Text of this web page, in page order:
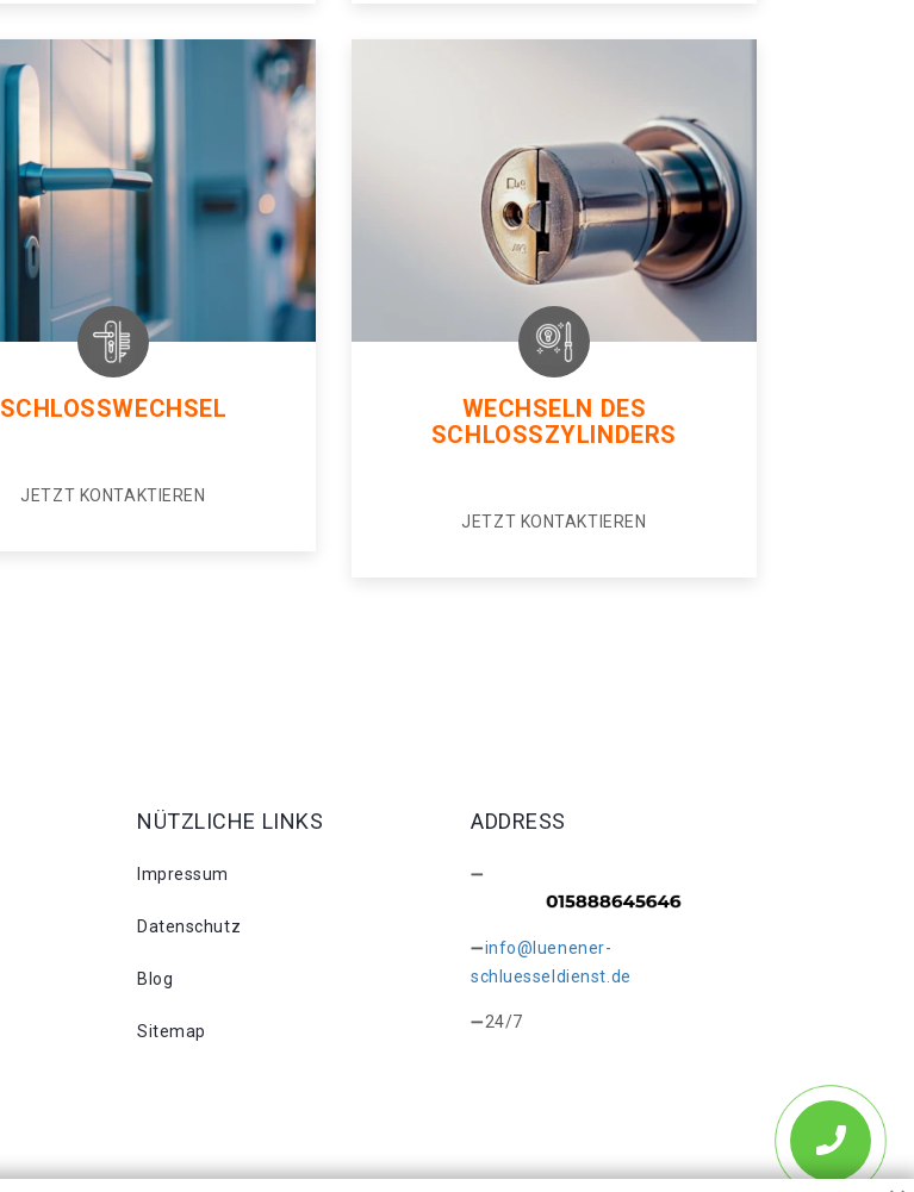
SCHLOSSWECHSEL
JETZT KONTAKTIEREN
WECHSELN DES
SCHLOSSZYLINDERS
JETZT KONTAKTIEREN
NÜTZLICHE LINKS
Impressum
Datenschutz
Blog
Sitemap
ADDRESS
info@luenener-
schluesseldienst.de
24/7